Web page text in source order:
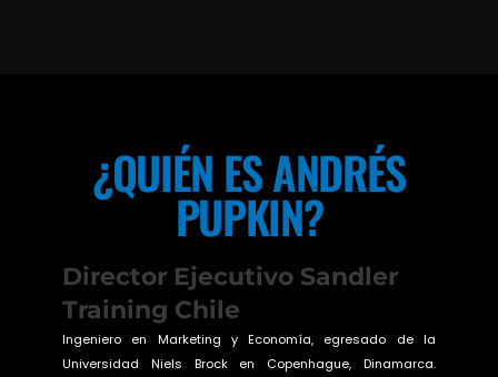
¿QUIÉN ES ANDRÉS
PUPKIN?
Director Ejecutivo Sandler
Training Chile
Ingeniero en Marketing y Economía, egresado de la
Universidad Niels Brock en Copenhague, Dinamarca.